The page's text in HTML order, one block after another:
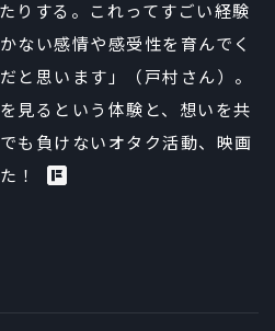
りする。これってすごい経験
ない感情や感受性を育んでく
と思います」（戸村さん）。
見るという体験と、想いを共
も負けないオタク活動、映画
！